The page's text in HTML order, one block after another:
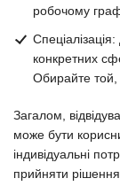
робочому
конкретних
Обирайте той,
Загалом,
може бути
індивідуальні
прийняти